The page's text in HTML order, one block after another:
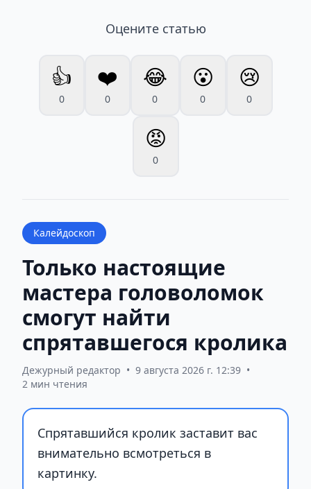
Оцените статью
👍
0
❤️
0
😂
0
😮
0
😢
0
😡
0
Калейдоскоп
Только настоящие
мастера головоломок
смогут найти
спрятавшегося кролика
Дежурный редактор • 9 августа 2026 г. 12:39 •
2 мин чтения
Спрятавшийся кролик заставит вас
внимательно всмотреться в
картинку.